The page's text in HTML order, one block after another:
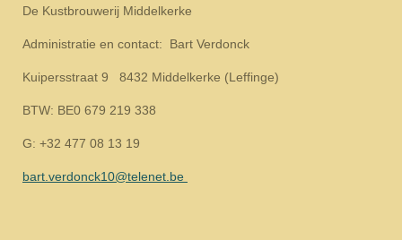
De Kustbrouwerij Middelkerke
Administratie en contact: Bart Verdonck
Kuipersstraat 9 8432 Middelkerke (Leffinge)
BTW: BE0 679 219 338
G: +32 477 08 13 19
bart.verdonck10@telenet.be